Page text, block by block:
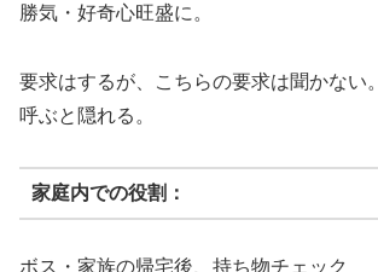
勝気・好奇心旺盛に。
要求はするが、こちらの要求は聞かない。
呼ぶと隠れる。
家庭内での役割：
ボス・家族の帰宅後、持ち物チェック